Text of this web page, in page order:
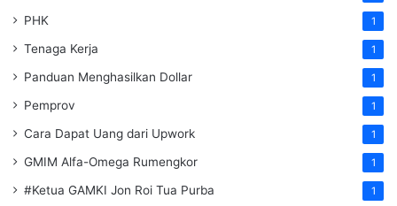
PHK 1
Tenaga Kerja 1
Panduan Menghasilkan Dollar 1
Pemprov 1
Cara Dapat Uang dari Upwork 1
GMIM Alfa-Omega Rumengkor 1
#Ketua GAMKI Jon Roi Tua Purba 1